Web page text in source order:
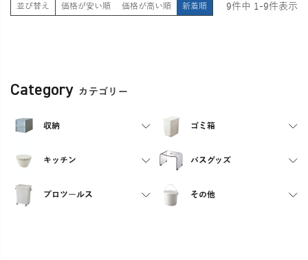
並び替え 価格が安い順 価格が高い順 新着順 9件中 1 -9件表示
Category カテゴリー
収納 ゴミ箱
キッチン バスグッズ
プロツールス その他